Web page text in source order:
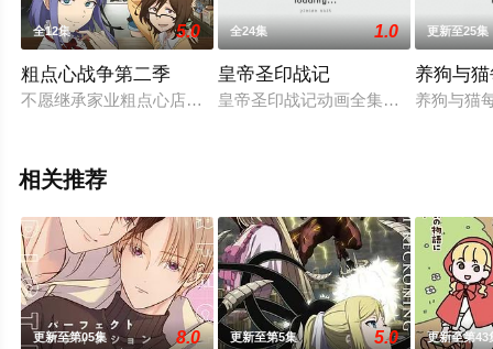
全12集 5.0
粗点心战争第二季
不愿继承家业粗点心店的鹿田九，与热爱粗点心的不可思议美
全24集 1.0
皇帝圣印战记
皇帝圣印战记动画全集是由水野良
更新至25集
养狗与
养狗与猫
相关推荐
更新至第05集 8.0 更新至第5集 5.0 更新至第43